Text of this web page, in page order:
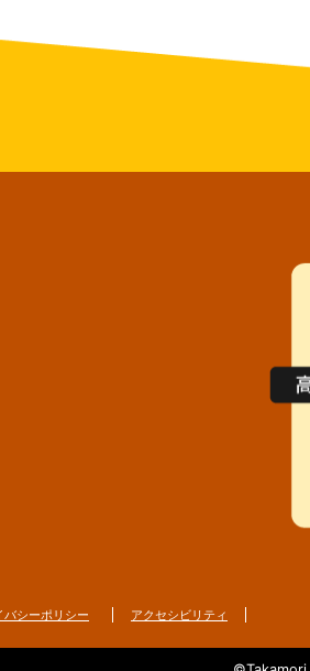
バシーポリシー アクセシビリティ